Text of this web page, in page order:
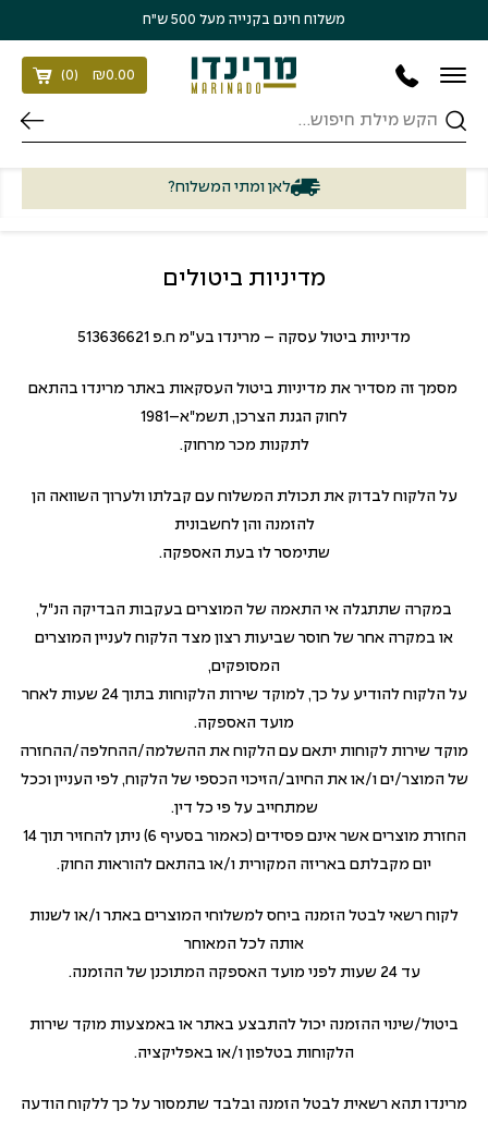
משלוח חינם בקנייה מעל 500 ש״ח
חיפוש
₪0.00
(
0
)
לאן ומתי המשלוח?
מדיניות ביטולים
מדיניות ביטול עסקה – מרינדו בע"מ ח.פ 513636621‬‬‬‬‬
מסמך זה מסדיר את מדיניות ביטול העסקאות באתר מרינדו בהתאם
לחוק הגנת הצרכן, תשמ"א–1981
לתקנות מכר מרחוק.
על הלקוח לבדוק את תכולת המשלוח עם קבלתו ולערוך השוואה הן
להזמנה והן לחשבונית
שתימסר לו בעת האספקה.
במקרה שתתגלה אי התאמה של המוצרים בעקבות הבדיקה הנ"ל,
או במקרה אחר של חוסר שביעות רצון מצד הלקוח לעניין המוצרים
המסופקים,
על הלקוח להודיע על כך, למוקד שירות הלקוחות בתוך 24 שעות לאחר
מועד האספקה.
מוקד שירות לקוחות יתאם עם הלקוח את ההשלמה/ההחלפה/ההחזרה
של המוצר/ים ו/או את החיוב/הזיכוי הכספי של הלקוח, לפי העניין וככל
שמתחייב על פי כל דין.
החזרת מוצרים אשר אינם פסידים (כאמור בסעיף 6) ניתן להחזיר תוך 14
יום מקבלתם באריזה המקורית ו/או בהתאם להוראות החוק.
לקוח רשאי לבטל הזמנה ביחס למשלוחי המוצרים באתר ו/או לשנות
אותה לכל המאוחר
עד 24 שעות לפני מועד האספקה המתוכנן של ההזמנה.
ביטול/שינוי ההזמנה יכול להתבצע באתר או באמצעות מוקד שירות
הלקוחות בטלפון ו/או באפליקציה.
מרינדו תהא רשאית לבטל הזמנה ובלבד שתמסור על כך ללקוח הודעה